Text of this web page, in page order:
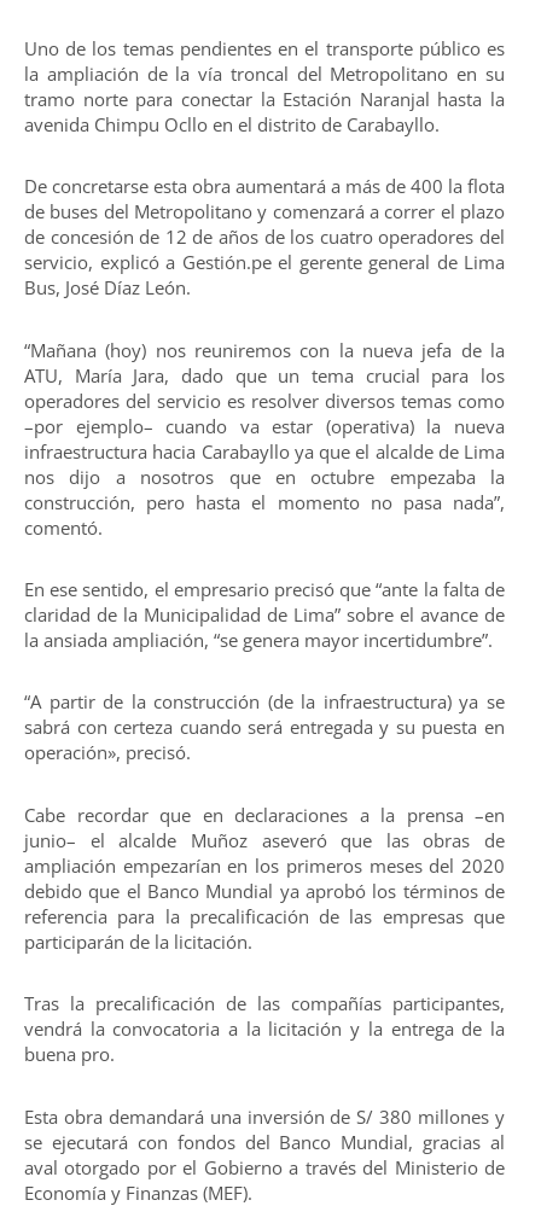
Uno de los temas pendientes en el transporte público es
la ampliación de la vía troncal del Metropolitano en su
tramo norte para conectar la Estación Naranjal hasta la
avenida Chimpu Ocllo en el distrito de Carabayllo.
De concretarse esta obra aumentará a más de 400 la flota
de buses del Metropolitano y comenzará a correr el plazo
de concesión de 12 de años de los cuatro operadores del
servicio, explicó a Gestión.pe el gerente general de Lima
Bus, José Díaz León.
“Mañana (hoy) nos reuniremos con la nueva jefa de la
ATU, María Jara, dado que un tema crucial para los
operadores del servicio es resolver diversos temas como
–por ejemplo– cuando va estar (operativa) la nueva
infraestructura hacia Carabayllo ya que el alcalde de Lima
nos dijo a nosotros que en octubre empezaba la
construcción, pero hasta el momento no pasa nada”,
comentó.
En ese sentido, el empresario precisó que “ante la falta de
claridad de la Municipalidad de Lima” sobre el avance de
la ansiada ampliación, “se genera mayor incertidumbre”.
“A partir de la construcción (de la infraestructura) ya se
sabrá con certeza cuando será entregada y su puesta en
operación», precisó.
Cabe recordar que en declaraciones a la prensa –en
junio– el alcalde Muñoz aseveró que las obras de
ampliación empezarían en los primeros meses del 2020
debido que el Banco Mundial ya aprobó los términos de
referencia para la precalificación de las empresas que
participarán de la licitación.
Tras la precalificación de las compañías participantes,
vendrá la convocatoria a la licitación y la entrega de la
buena pro.
Esta obra demandará una inversión de S/ 380 millones y
se ejecutará con fondos del Banco Mundial, gracias al
aval otorgado por el Gobierno a través del Ministerio de
Economía y Finanzas (MEF).